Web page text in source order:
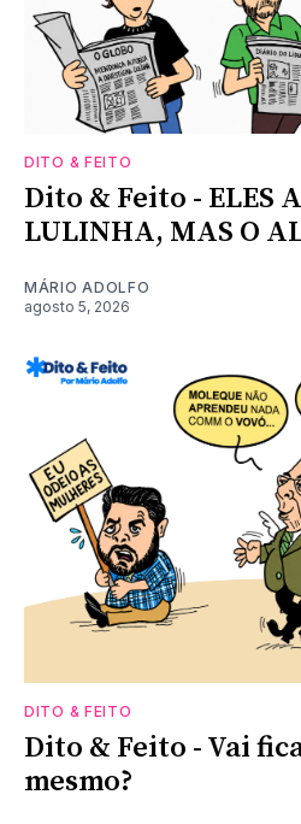
DITO & FEITO
Dito & Feito - ELES
LULINHA, MAS O
MÁRIO ADOLFO
agosto 5, 2026
DITO & FEITO
Dito & Feito - Vai
mesmo?